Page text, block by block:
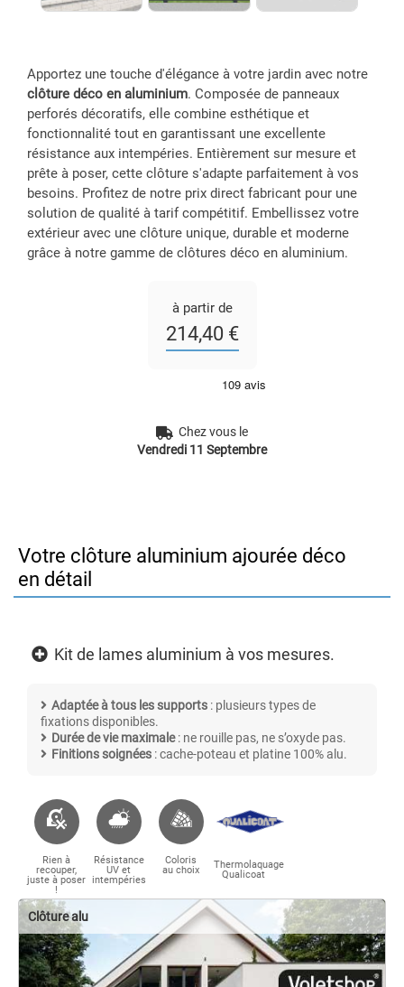
Apportez une touche d'élégance à votre jardin avec notre
clôture déco en aluminium. Composée de panneaux
perforés décoratifs, elle combine esthétique et
fonctionnalité tout en garantissant une excellente
résistance aux intempéries. Entièrement sur mesure et
prête à poser, cette clôture s'adapte parfaitement à vos
besoins. Profitez de notre prix direct fabricant pour une
solution de qualité à tarif compétitif. Embellissez votre
extérieur avec une clôture unique, durable et moderne
grâce à notre gamme de clôtures déco en aluminium.
à partir de
214,40 €
Chez vous le
Vendredi 11 Septembre
Votre clôture aluminium ajourée déco
en détail
Kit de lames aluminium à vos mesures.
Adaptée à tous les supports : plusieurs types de
fixations disponibles.
Durée de vie maximale: ne rouille pas, ne s’oxyde pas.
Finitions soignées : cache-poteau et platine 100% alu.
Rien à
recouper,
juste à poser
!
Résistance
UV et
intempéries
Coloris
au choix
Thermolaquage
Qualicoat
Clôture alu